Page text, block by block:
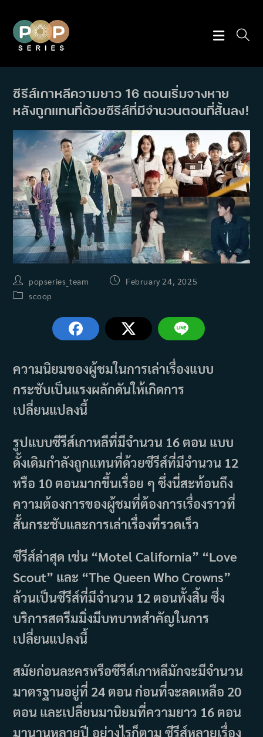
content
ซีรีส์เกาหลีความยาว 16 ตอนเริ่มจางหาย
หลังถูกแทนที่ด้วยซีรีส์ที่มีจำนวนตอนที่สั้นลง!
Post
author:
popseries_team
PostFebruary 24, 2025
Postscoop
ความนิยมของผู้ชมในการเล่าเรื่องแบบ
กระชับเป็นแรงผลักดันให้เกิดการ
เปลี่ยนแปลงนี้
รูปแบบซีรีส์เกาหลีที่มีจำนวน 16 ตอน แบบ
ดั้งเดิมกำลังถูกแทนที่ด้วยซีรีส์ที่มีจำนวน 12
หรือ 10 ตอนมากขึ้นเรื่อย ๆ ซึ่งนี่สะท้อนถึง
ความต้องการของผู้ชมที่ต้องการเรื่องราวที่
สั้นกระชับและการเล่าเรื่องที่รวดเร็ว
ซีรีส์ล่าสุด เช่น “Motel California” “Love
Scout” และ “The Queen Who Crowns”
ล้วนเป็นซีรีส์ที่มีจำนวน 12 ตอนทั้งสิ้น ซึ่ง
บริการสตรีมมิ่งมีบทบาทสำคัญในการ
เปลี่ยนแปลงนี้
สมัยก่อนละครหรือซีรีส์เกาหลีมักจะมีจำนวน
มาตรฐานอยู่ที่ 24 ตอน ก่อนที่จะลดเหลือ 20
ตอน และเปลี่ยนมานิยมที่ความยาว 16 ตอน
มานานหลายปี อย่างไรก็ตาม ซีรีส์หลายเรื่อง